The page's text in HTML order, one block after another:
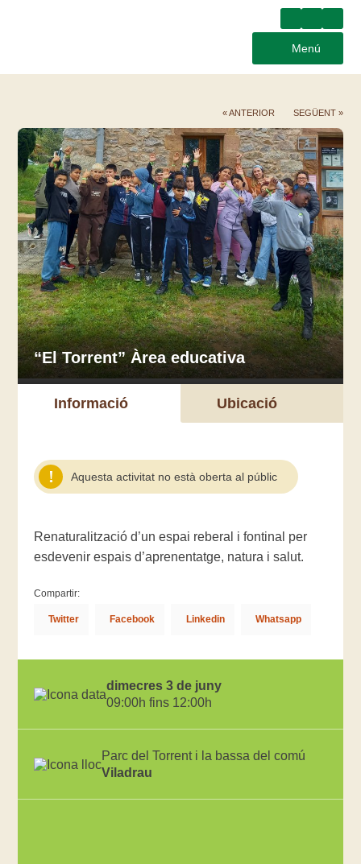
Menú
« ANTERIOR SEGÜENT »
“El Torrent” Àrea educativa
Informació Ubicació
Aquesta activitat no està oberta al públic
Renaturalització d’un espai reberal i fontinal per
esdevenir espais d’aprenentatge, natura i salut.
Compartir:
Twitter Facebook Linkedin Whatsapp
dimecres 3 de juny
09:00h fins 12:00h
Parc del Torrent i la bassa del comú
Viladrau